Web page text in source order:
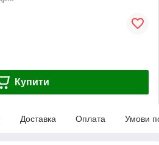
Купити
Доставка Оплата Умови